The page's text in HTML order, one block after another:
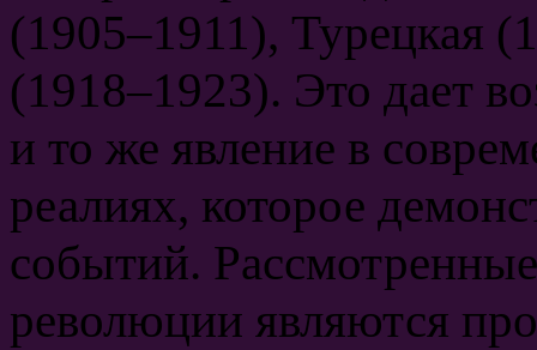
(1905–1911), Турецкая
(1918–1923). Это дает
и то же явление в
реалиях, которое
событий.
революции являются